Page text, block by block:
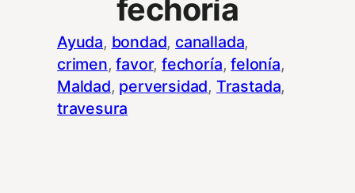
fechoría
Ayuda, bondad, canallada
crimen, favor, fechoría, felonía
Maldad, perversidad, Trastada
travesura